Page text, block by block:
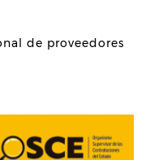
de proveedores